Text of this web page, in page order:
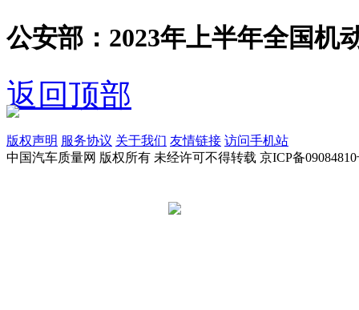
公安部：2023年上半年全国机
返回顶部
版权声明 服务协议 关于我们 友情链接 访问手机站
中国汽车质量网 版权所有 未经许可不得转载 京ICP备09084810